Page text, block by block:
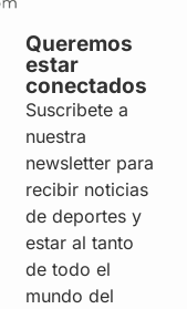
Queremos
estar
conectados
Suscribete a
nuestra
newsletter para
recibir noticias
de deportes y
estar al tanto
de todo el
mundo del